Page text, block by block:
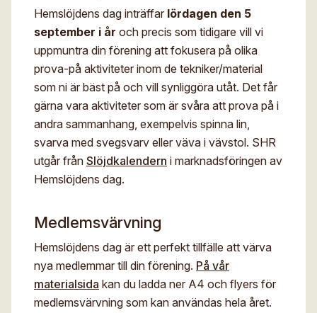
Hemslöjdens dag inträffar lördagen den 5
september i år och precis som tidigare vill vi
uppmuntra din förening att fokusera på olika
prova-på aktiviteter inom de tekniker/material
som ni är bäst på och vill synliggöra utåt. Det får
gärna vara aktiviteter som är svåra att prova på i
andra sammanhang, exempelvis spinna lin,
svarva med svegsvarv eller väva i vävstol. SHR
utgår från Slöjdkalendern i marknadsföringen av
Hemslöjdens dag.
Medlemsvärvning
Hemslöjdens dag är ett perfekt tillfälle att värva
nya medlemmar till din förening. På vår
materialsida kan du ladda ner A4 och flyers för
medlemsvärvning som kan användas hela året.
Dataskyddsförordningen, GDPR. Uppgifterna behövs
för att hantera din anmälan och lämnas aldrig ut till
något företag, annan organisation eller privatperson.